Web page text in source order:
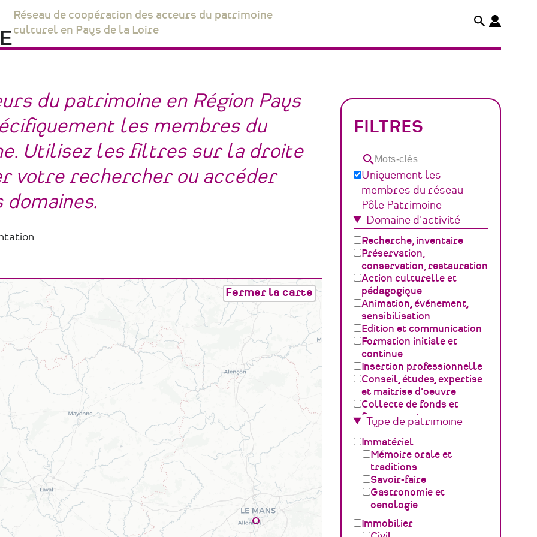
Réseau de coopération des acteurs du patrimoine
culturel en Pays de la Loire
du patrimoine en Région Pays
les membres du
Utilisez les filtres sur la droite
votre rechercher ou accéder
Fermer la carte
FILTRES
Mots-
clés
Uniquement les
membres du réseau
Pôle Patrimoine
Domaine d'activité
Recherche, inventaire
Préservation,
conservation, restauration
Action culturelle et
pédagogique
Animation, événement,
sensibilisation
Edition et communication
Formation initiale et
continue
Insertion professionnelle
Conseil, études, expertise
et maitrise d'oeuvre
Collecte de fonds et
financement
Gestion, développement,
ingénierie culturelle
Fédération – Syndicat
professionnel
Sciences du Patrimoine
(GOSP)
Archives /
Documentation
Conservation du
Type de patrimoine
Immatériel
Mémoire orale et
traditions
Savoir-faire
Gastronomie et
oenologie
Immobilier